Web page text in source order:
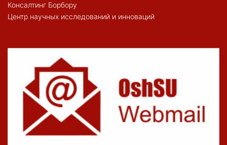
Консалтинг Борбору
Центр научных исследований и инноваций